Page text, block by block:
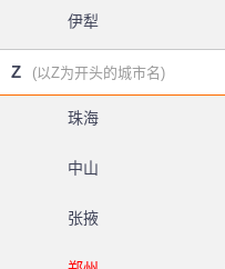
伊犁
Z (以Z为开头的城市名)
珠海
中山
张掖